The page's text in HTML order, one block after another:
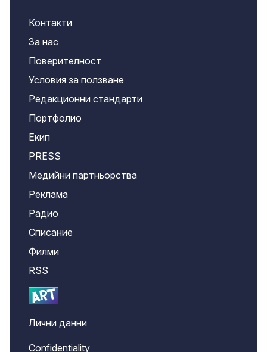
Контакти
За нас
Поверителност
Условия за ползване
Редакционни стандарти
Портфолио
Екип
PRESS
Медийни партньорства
Реклама
Радио
Списание
Филми
RSS
Лични данни
Confidentiality